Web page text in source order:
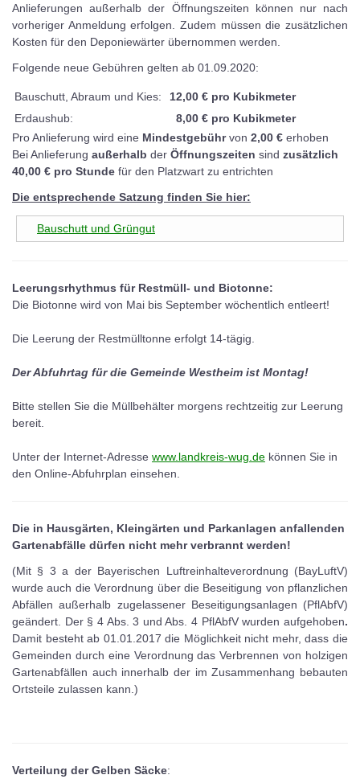
Anlieferungen außerhalb der Öffnungszeiten können nur nach
vorheriger Anmeldung erfolgen. Zudem müssen die zusätzlichen
Kosten für den Deponiewärter übernommen werden.
Folgende neue Gebühren gelten ab 01.09.2020:
Bauschutt, Abraum und Kies:
12,00 € pro Kubikmeter
Erdaushub:
8,00 € pro Kubikmeter
Pro Anlieferung wird eine Mindestgebührvon 2,00 € erhoben
Bei Anlieferung außerhalb der Öffnungszeiten sind zusätzlich
40,00 € pro Stunde für den Platzwart zu entrichten
Die entsprechende Satzung finden Sie hier:
Bauschutt und Grüngut
Leerungsrhythmus für Restmüll- und Biotonne:
Die Biotonne wird von Mai bis September wöchentlich entleert!
Die Leerung der Restmülltonne erfolgt 14-tägig.
Der Abfuhrtag für die Gemeinde Westheim ist Montag!
Bitte stellen Sie die Müllbehälter morgens rechtzeitig zur Leerung
bereit.
Unter der Internet-Adresse www.landkreis-wug.de können Sie in
den Online-Abfuhrplan einsehen.
Die in Hausgärten, Kleingärten und Parkanlagen anfallenden
Gartenabfälle dürfen nicht mehr verbrannt werden!
(Mit § 3 a der Bayerischen Luftreinhalteverordnung (BayLuftV)
wurde auch die Verordnung über die Beseitigung von pflanzlichen
Abfällen außerhalb zugelassener Beseitigungsanlagen (PflAbfV)
geändert. Der § 4 Abs. 3 und Abs. 4 PflAbfV wurden aufgehoben.
Damit besteht ab 01.01.2017 die Möglichkeit nicht mehr, dass die
Gemeinden durch eine Verordnung das Verbrennen von holzigen
Gartenabfällen auch innerhalb der im Zusammenhang bebauten
Ortsteile zulassen kann.)
Verteilung der Gelben Säcke: